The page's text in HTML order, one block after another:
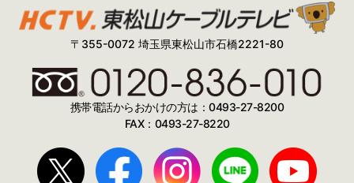
〒355-0072 埼玉県東松山市石橋2221-80
携帯電話からおかけの方は：0493-27-8200
FAX：0493-27-8220